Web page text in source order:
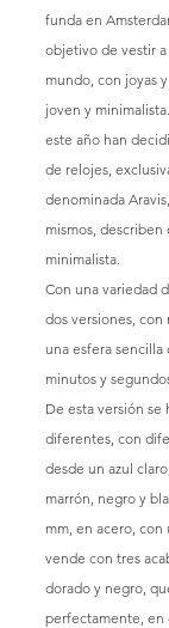
funda en
objetivo de vestir
mundo, con joyas
joven y
este año han
de relojes,
denominada
mismos,
minimalista.
Con una variedad
dos versiones,
una esfera sencilla
minutos y
De esta versión se
diferentes, con
desde un azul
marrón, negro y
mm, en acero, con
vende con tres
dorado y negro,
perfectamente, en